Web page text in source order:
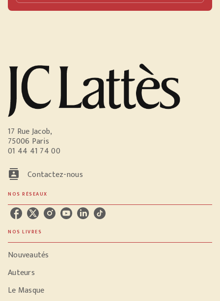
17 Rue Jacob,
75006 Paris
01 44 41 74 00
contacts Contactez-nous
NOS RÉSEAUX
NOS LIVRES
Nouveautés
Auteurs
Le Masque